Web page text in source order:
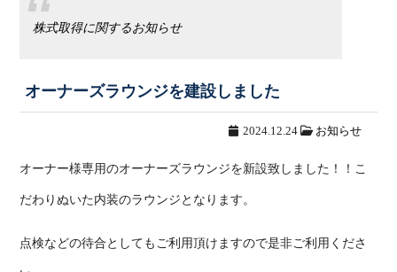
株式取得に関するお知らせ
オーナーズラウンジを建設しました
2024.12.24 お知らせ
オーナー様専用のオーナーズラウンジを新設致しました！！こ
だわりぬいた内装のラウンジとなります。
点検などの待合としてもご利用頂けますので是非ご利用くださ